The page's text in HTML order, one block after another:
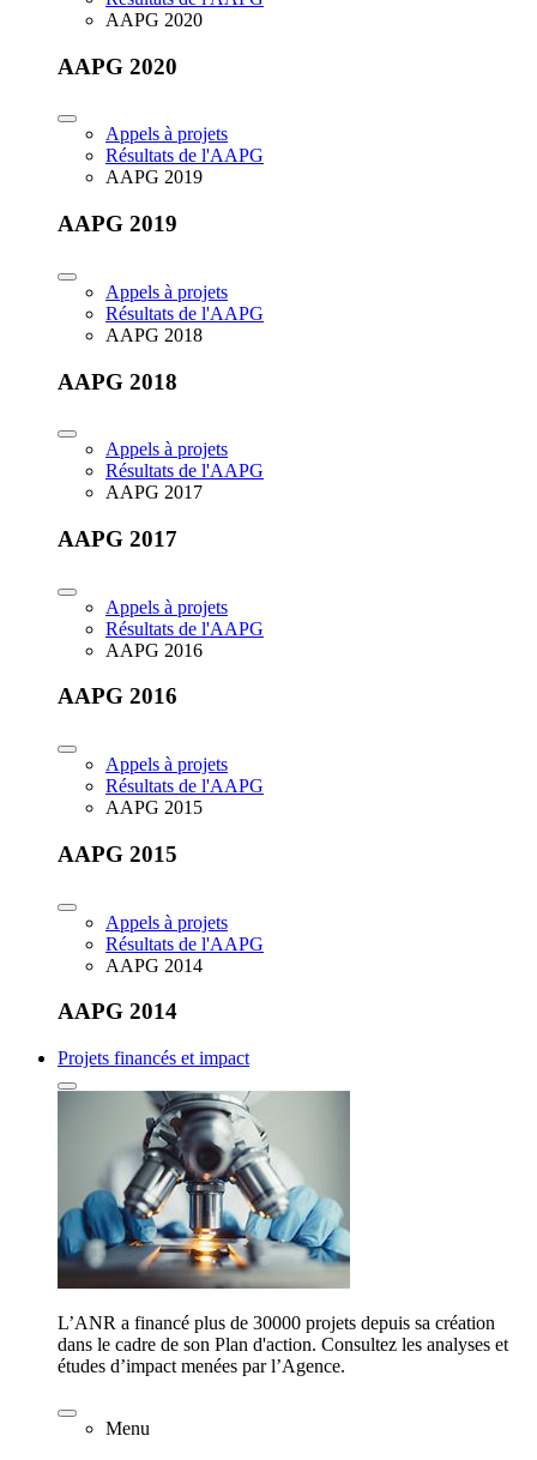
AAPG 2020
AAPG 2020
Appels à projets
Résultats de l'AAPG
AAPG 2019
AAPG 2019
Appels à projets
Résultats de l'AAPG
AAPG 2018
AAPG 2018
Appels à projets
Résultats de l'AAPG
AAPG 2017
AAPG 2017
Appels à projets
Résultats de l'AAPG
AAPG 2016
AAPG 2016
Appels à projets
Résultats de l'AAPG
AAPG 2015
AAPG 2015
Appels à projets
Résultats de l'AAPG
AAPG 2014
AAPG 2014
Projets financés et impact
L’ANR a financé plus de 30000 projets depuis sa création
dans le cadre de son Plan d'action. Consultez les analyses et
études d’impact menées par l’Agence.
Menu